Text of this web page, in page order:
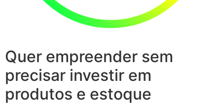
Quer empreender sem
precisar investir em
produtos e estoque